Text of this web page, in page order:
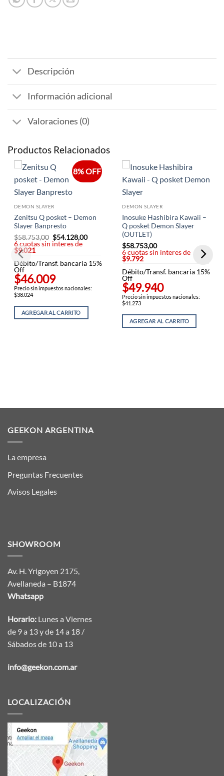
Descripción
Información adicional
Valoraciones (0)
Productos Relacionados
8% OFF
DEMON SLAYER
Zenitsu Q posket – Demon
Slayer Banpresto
$58.753,00 El
precio
$58.753,00.
$54.128,00El
$54.128,00.
6 cuotas sin interes de
$9.021
Débito/Transf. bancaria 15%
Off
$46.009
Precio sin impuestos nacionales:
$38.024
AGREGAR AL CARRITO
DEMON SLAYER
Inosuke Hashibira Kawaii –
Q posket Demon Slayer
(OUTLET)
$58.753,00
6 cuotas sin interes de
$9.792
Débito/Transf. bancaria 15%
Off
$49.940
Precio sin impuestos nacionales:
$41.273
AGREGAR AL CARRITO
GEEKON ARGENTINA
La empresa
Preguntas Frecuentes
Avisos Legales
SHOWROOM
Av. H. Yrigoyen 2175,
Avellaneda – B1874
Whatsapp
Horario: Lunes a Viernes
de 9 a 13 y de 14 a 18 /
Sábados de 10 a 13
info@geekon.com.ar
LOCALIZACIÓN